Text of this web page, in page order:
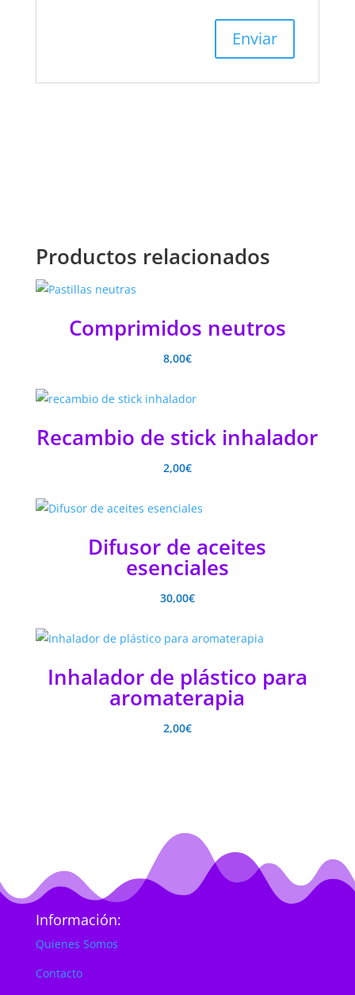
Productos relacionados
Comprimidos neutros
8,00€
Recambio de stick inhalador
2,00€
Difusor de aceites
esenciales
30,00€
Inhalador de plástico para
aromaterapia
2,00€
Información:
Quienes Somos
Contacto